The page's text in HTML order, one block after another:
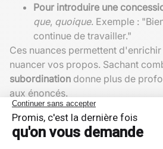
Pour introduire une
que, quoique. Exemple :
continue de travailler."
Ces nuances permettent
nuancer vos propos. Sachant
subordination donne plus de
aux énoncés.